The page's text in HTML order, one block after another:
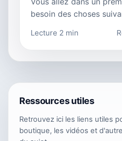
besoin des choses
Lecture 2 min
Ressources utiles
Retrouvez ici les liens utiles
boutique, les vidéos et